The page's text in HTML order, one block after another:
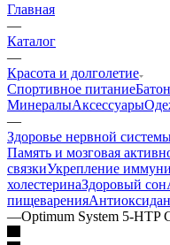
Главная
—
Каталог
—
Красота и долголетие
Спортивное питание
МинералыАксессуары
—
Здоровье нервной
Память и мозговая
связкиУкрепление
холестеринаЗдоровый сон
пищеварения
—Optimum System 5-HTP